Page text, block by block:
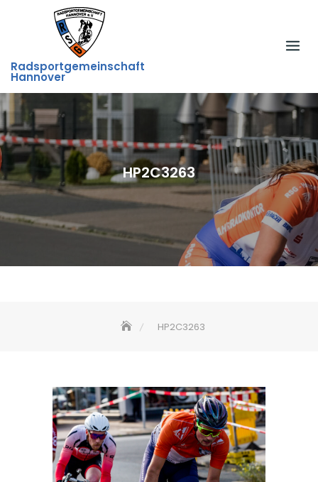
Radsportgemeinschaft
Hannover
HP2C3263
HP2C3263